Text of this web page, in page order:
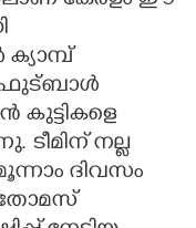
ഫുട്ബാൾ
ടീമിന് നല്ല
ദിവസം
തോമസ്